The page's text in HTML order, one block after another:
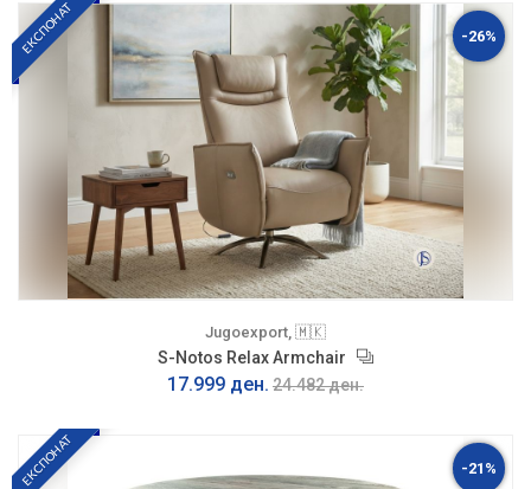
ЕКСПОНАТ -26%
Jugoexport, 🇲🇰
S-Notos Relax Armchair
17.999 ден. 24.482 ден.
ЕКСПОНАТ -21%